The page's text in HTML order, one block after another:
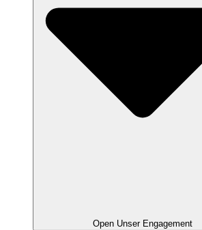
Open Unser Engagement